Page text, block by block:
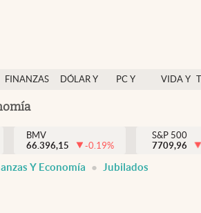
FINANZAS
DÓLAR Y
PC Y
VIDA Y
México
BMV
66.396,15
-0.19%
S&P 500
7709,96
Y Economía Jubilados